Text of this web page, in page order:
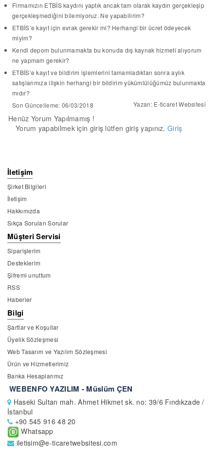
Firmamızın ETBİS kaydını yaptık ancak tam olarak kaydın gerçekleşip
gerçekleşmediğini bilemiyoruz. Ne yapabilirim?
ETBİS’e kayıt için evrak gerekir mi? Herhangi bir ücret ödeyecek
miyim?
Kendi depom bulunmamakta bu konuda dış kaynak hizmeti alıyorum
ne yapmam gerekir?
ETBİS’e kayıt ve bildirim işlemlerini tamamladıktan sonra aylık
satışlarımıza ilişkin herhangi bir bildirim yükümlülüğümüz bulunmakta
mıdır?
Son Güncelleme: 06/03/2018
Yazan: E-ticaret Websitesi
Henüz Yorum Yapılmamış !
Yorum yapabilmek için giriş lütfen giriş yapınız. Giriş
İletişim
Şirket Bilgileri
İletişim
Hakkımızda
Sıkça Sorulan Sorular
Müşteri Servisi
Siparişlerim
Desteklerim
Şifremi unuttum
RSS
Haberler
Bilgi
Şartlar ve Koşullar
Üyelik Sözleşmesi
Web Tasarım ve Yazılım Sözleşmesi
Ürün ve Hizmetlerimiz
Banka Hesaplarımız
WEBENFO YAZILIM - Müslüm ÇEN
Haseki Sultan mah. Ahmet Hikmet sk. no: 39/6 Fındıkzade /
İstanbul
+90 545 916 48 20
Whatsapp
iletisim@e-ticaretwebsitesi.com